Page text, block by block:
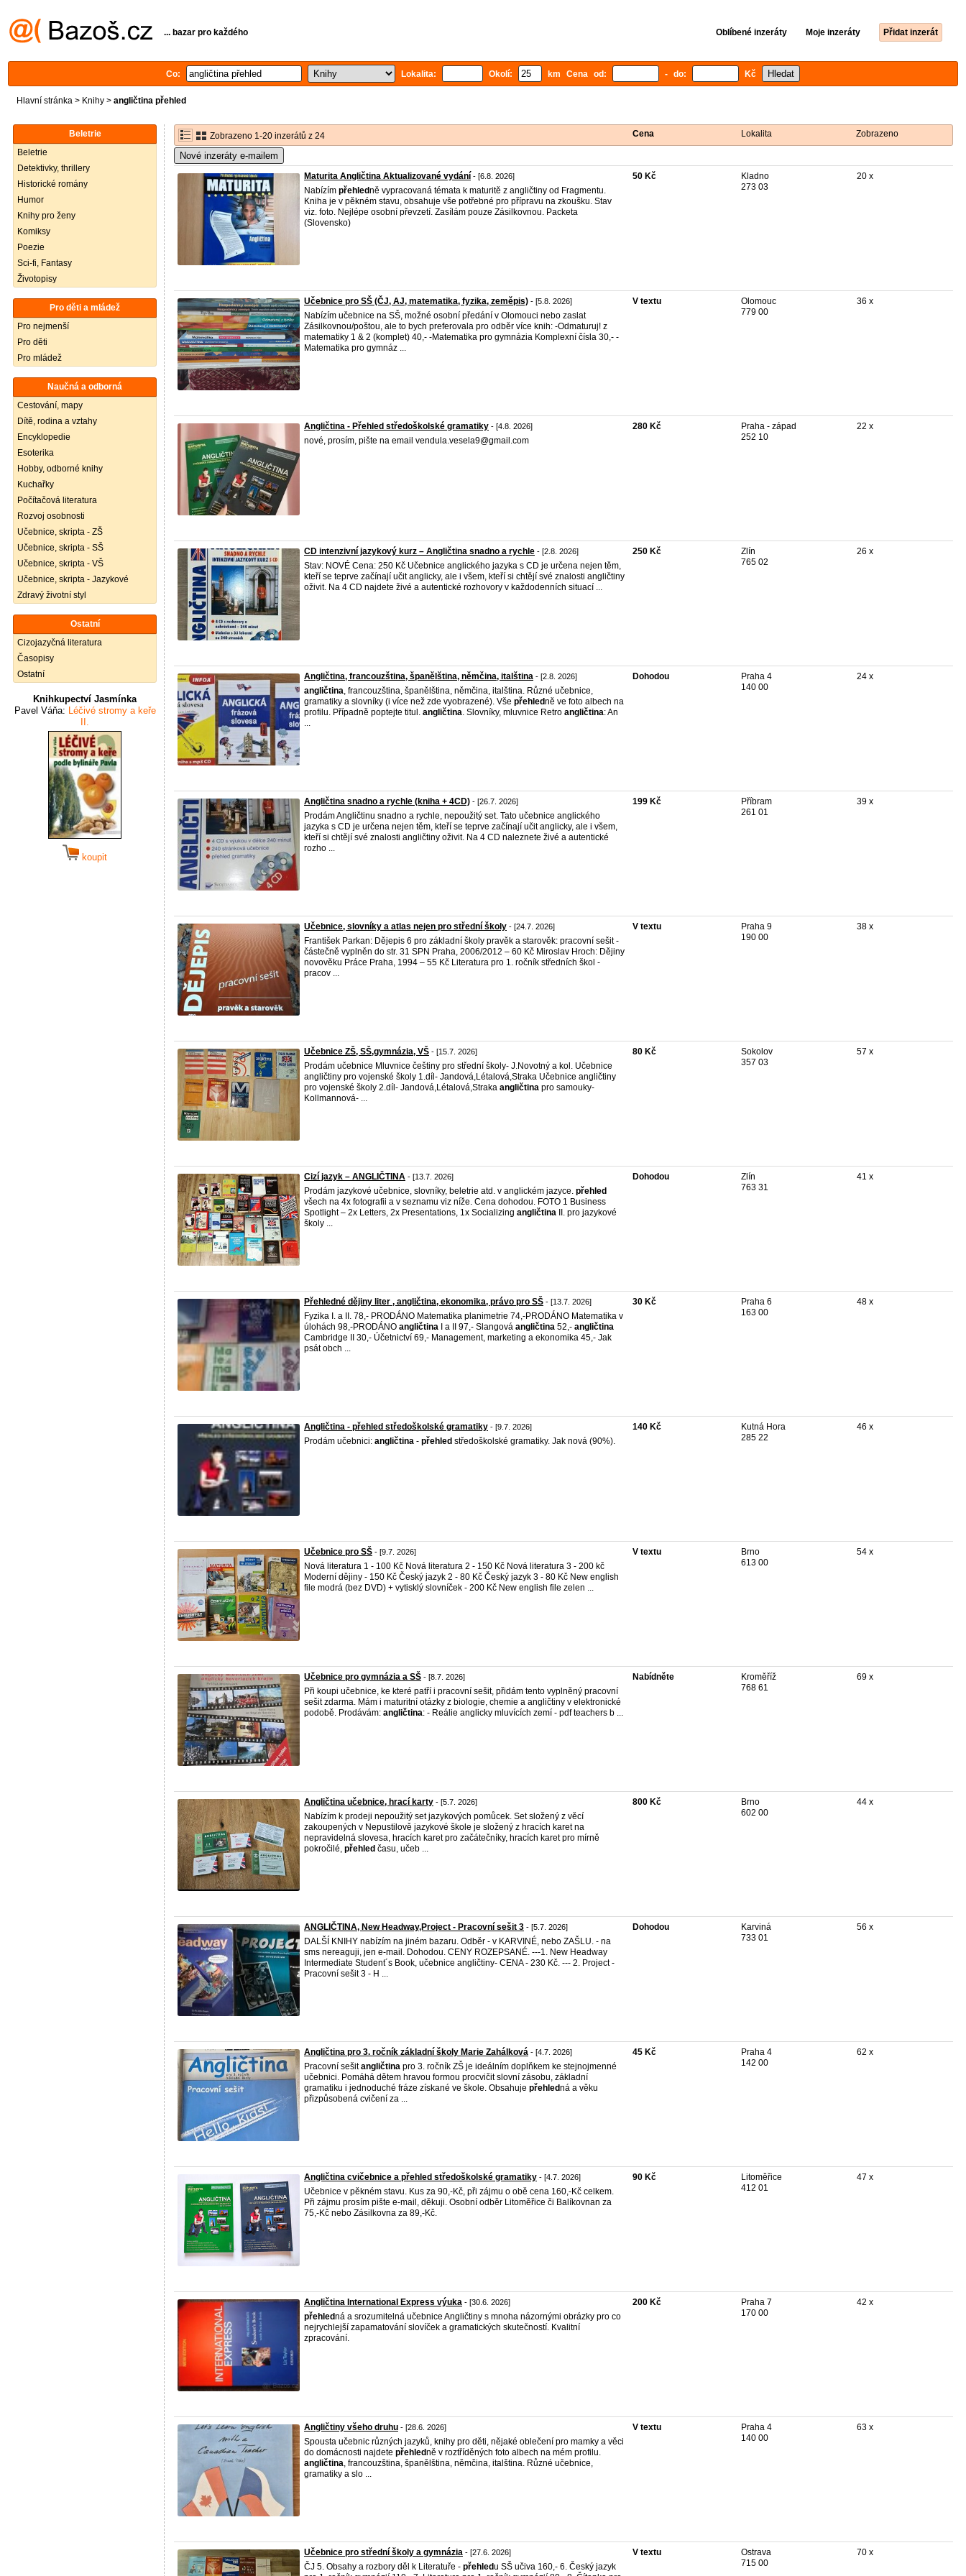
... bazar pro každého Oblíbené inzeráty Moje inzeráty Přidat inzerát
Co: Lokalita: Okolí: km Cena od: - do: Kč
Hlavní stránka > Knihy > angličtina přehled
Beletrie
Beletrie
Detektivky, thrillery
Historické romány
Humor
Knihy pro ženy
Komiksy
Poezie
Sci-fi, Fantasy
Životopisy
Pro děti a mládež
Pro nejmenší
Pro děti
Pro mládež
Naučná a odborná
Cestování, mapy
Dítě, rodina a vztahy
Encyklopedie
Esoterika
Hobby, odborné knihy
Kuchařky
Počítačová literatura
Rozvoj osobnosti
Učebnice, skripta - ZŠ
Učebnice, skripta - SŠ
Učebnice, skripta - VŠ
Učebnice, skripta - Jazykové
Zdravý životní styl
Ostatní
Cizojazyčná literatura
Časopisy
Ostatní
Knihkupectví Jasmínka
Pavel Váňa: Léčivé stromy a keře
II.
koupit
Zobrazeno 1-20 inzerátů z 24 Cena Lokalita Zobrazeno
Nové inzeráty e-mailem
Maturita Angličtina Aktualizované vydání - [6.8. 2026]
Nabízím přehledně vypracovaná témata k maturitě z angličtiny od Fragmentu.
Kniha je v pěkném stavu, obsahuje vše potřebné pro přípravu na zkoušku. Stav
viz. foto. Nejlépe osobní převzetí. Zasílám pouze Zásilkovnou. Packeta
(Slovensko)
50 Kč
Kladno
273 03
20 x
Učebnice pro SŠ (ČJ, AJ, matematika, fyzika, zeměpis) - [5.8. 2026]
Nabízím učebnice na SŠ, možné osobní předání v Olomouci nebo zaslat
Zásilkovnou/poštou, ale to bych preferovala pro odběr více knih: -Odmaturuj! z
matematiky 1 & 2 (komplet) 40,- -Matematika pro gymnázia Komplexní čísla 30,- -
Matematika pro gymnáz ...
V textu
Olomouc
779 00
36 x
Angličtina - Přehled středoškolské gramatiky - [4.8. 2026]
nové, prosím, pište na email vendula.vesela9@gmail.com
280 Kč
Praha - západ
252 10
22 x
CD intenzivní jazykový kurz – Angličtina snadno a rychle - [2.8. 2026]
Stav: NOVÉ Cena: 250 Kč Učebnice anglického jazyka s CD je určena nejen těm,
kteří se teprve začínají učit anglicky, ale i všem, kteří si chtějí své znalosti angličtiny
oživit. Na 4 CD najdete živé a autentické rozhovory v každodenních situací ...
250 Kč
Zlín
765 02
26 x
Angličtina, francouzština, španělština, němčina, italština - [2.8. 2026]
angličtina, francouzština, španělština, němčina, italština. Různé učebnice,
gramatiky a slovníky (i více než zde vyobrazené). Vše přehledně ve foto albech na
profilu. Případně poptejte titul. angličtina. Slovníky, mluvnice Retro angličtina: An
...
Dohodou
Praha 4
140 00
24 x
Angličtina snadno a rychle (kniha + 4CD) - [26.7. 2026]
Prodám Angličtinu snadno a rychle, nepoužitý set. Tato učebnice anglického
jazyka s CD je určena nejen těm, kteří se teprve začínají učit anglicky, ale i všem,
kteří si chtějí své znalosti angličtiny oživit. Na 4 CD naleznete živé a autentické
rozho ...
199 Kč
Příbram
261 01
39 x
Učebnice, slovníky a atlas nejen pro střední školy - [24.7. 2026]
František Parkan: Dějepis 6 pro základní školy pravěk a starověk: pracovní sešit -
částečně vyplněn do str. 31 SPN Praha, 2006/2012 – 60 Kč Miroslav Hroch: Dějiny
novověku Práce Praha, 1994 – 55 Kč Literatura pro 1. ročník středních škol -
pracov ...
V textu
Praha 9
190 00
38 x
Učebnice ZŠ, SŠ,gymnázia, VŠ - [15.7. 2026]
Prodám učebnice Mluvnice češtiny pro střední školy- J.Novotný a kol. Učebnice
angličtiny pro vojenské školy 1.díl- Jandová,Létalová,Straka Učebnice angličtiny
pro vojenské školy 2.díl- Jandová,Létalová,Straka angličtina pro samouky-
Kollmannová- ...
80 Kč
Sokolov
357 03
57 x
Cizí jazyk – ANGLIČTINA - [13.7. 2026]
Prodám jazykové učebnice, slovníky, beletrie atd. v anglickém jazyce. přehled
všech na 4x fotografii a v seznamu viz níže. Cena dohodou. FOTO 1 Business
Spotlight – 2x Letters, 2x Presentations, 1x Socializing angličtina II. pro jazykové
školy ...
Dohodou
Zlín
763 31
41 x
Přehledné dějiny liter , angličtina, ekonomika, právo pro SŠ - [13.7. 2026]
Fyzika I. a II. 78,- PRODÁNO Matematika planimetrie 74,-PRODÁNO Matematika v
úlohách 98,-PRODÁNO angličtina I a II 97,- Slangová angličtina 52,- angličtina
Cambridge II 30,- Účetnictví 69,- Management, marketing a ekonomika 45,- Jak
psát obch ...
30 Kč
Praha 6
163 00
48 x
Angličtina - přehled středoškolské gramatiky - [9.7. 2026]
Prodám učebnici: angličtina - přehled středoškolské gramatiky. Jak nová (90%).
140 Kč
Kutná Hora
285 22
46 x
Učebnice pro SŠ - [9.7. 2026]
Nová literatura 1 - 100 Kč Nová literatura 2 - 150 Kč Nová literatura 3 - 200 kč
Moderní dějiny - 150 Kč Český jazyk 2 - 80 Kč Český jazyk 3 - 80 Kč New english
file modrá (bez DVD) + vytisklý slovníček - 200 Kč New english file zelen ...
V textu
Brno
613 00
54 x
Učebnice pro gymnázia a SŠ - [8.7. 2026]
Při koupi učebnice, ke které patří i pracovní sešit, přidám tento vyplněný pracovní
sešit zdarma. Mám i maturitní otázky z biologie, chemie a angličtiny v elektronické
podobě. Prodávám: angličtina: - Reálie anglicky mluvících zemí - pdf teachers b ...
Nabídněte
Kroměříž
768 61
69 x
Angličtina učebnice, hrací karty - [5.7. 2026]
Nabízím k prodeji nepoužitý set jazykových pomůcek. Set složený z věcí
zakoupených v Nepustilově jazykové škole je složený z hracích karet na
nepravidelná slovesa, hracích karet pro začátečníky, hracích karet pro mírně
pokročilé, přehled času, učeb ...
800 Kč
Brno
602 00
44 x
ANGLIČTINA, New Headway,Project - Pracovní sešit 3 - [5.7. 2026]
DALŠÍ KNIHY nabízím na jiném bazaru. Odběr - v KARVINÉ, nebo ZAŠLU. - na
sms nereaguji, jen e-mail. Dohodou. CENY ROZEPSANÉ. ---1. New Headway
Intermediate Student´s Book, učebnice angličtiny- CENA - 230 Kč. --- 2. Project -
Pracovní sešit 3 - H ...
Dohodou
Karviná
733 01
56 x
Angličtina pro 3. ročník základní školy Marie Zahálková - [4.7. 2026]
Pracovní sešitangličtina pro 3. ročník ZŠ je ideálním doplňkem ke stejnojmenné
učebnici. Pomáhá dětem hravou formou procvičit slovní zásobu, základní
gramatiku i jednoduché fráze získané ve škole. Obsahuje přehledná a věku
přizpůsobená cvičení za ...
45 Kč
Praha 4
142 00
62 x
Angličtina cvičebnice a přehled středoškolské gramatiky - [4.7. 2026]
Učebnice v pěkném stavu. Kus za 90,-Kč, při zájmu o obě cena 160,-Kč celkem.
Při zájmu prosím pište e-mail, děkuji. Osobní odběr Litoměřice či Balíkovnan za
75,-Kč nebo Zásilkovna za 89,-Kč.
90 Kč
Litoměřice
412 01
47 x
Angličtina International Express výuka - [30.6. 2026]
přehledná a srozumitelná učebnice Angličtiny s mnoha názornými obrázky pro co
nejrychlejší zapamatování slovíček a gramatických skutečností. Kvalitní
zpracování.
200 Kč
Praha 7
170 00
42 x
Angličtiny všeho druhu - [28.6. 2026]
Spousta učebnic různých jazyků, knihy pro děti, nějaké oblečení pro mamky a věci
do domácnosti najdete přehledně v roztříděných foto albech na mém profilu.
angličtina, francouzština, španělština, němčina, italština. Různé učebnice,
gramatiky a slo ...
V textu
Praha 4
140 00
63 x
Učebnice pro střední školy a gymnázia - [27.6. 2026]
ČJ 5. Obsahy a rozbory děl k Literatuře - přehledu SŠ učiva 160,- 6. Český jazyk
V textu
Ostrava
715 00
70 x